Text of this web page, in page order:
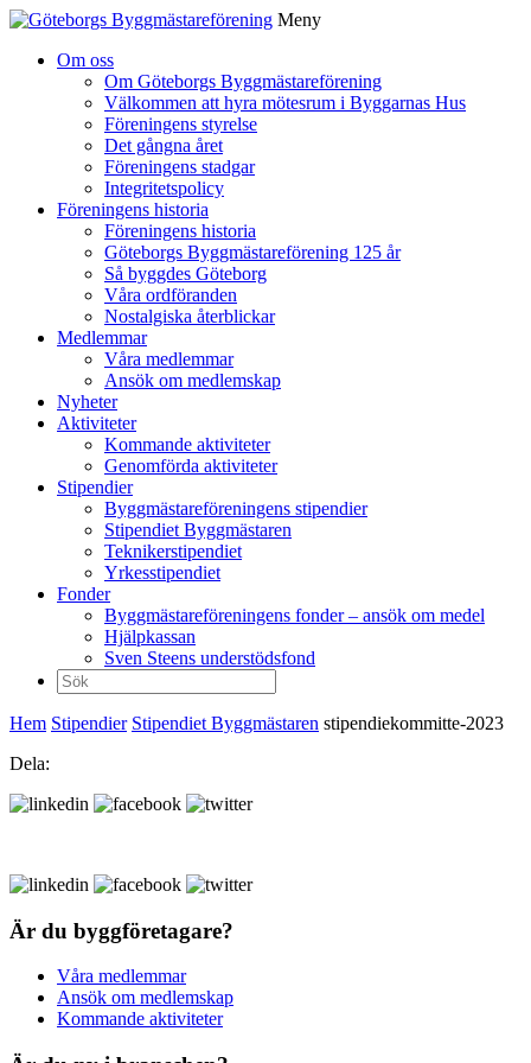
Meny
Om oss
Om Göteborgs Byggmästareförening
Välkommen att hyra mötesrum i Byggarnas Hus
Föreningens styrelse
Det gångna året
Föreningens stadgar
Integritetspolicy
Föreningens historia
Föreningens historia
Göteborgs Byggmästareförening 125 år
Så byggdes Göteborg
Våra ordföranden
Nostalgiska återblickar
Medlemmar
Våra medlemmar
Ansök om medlemskap
Nyheter
Aktiviteter
Kommande aktiviteter
Genomförda aktiviteter
Stipendier
Byggmästareföreningens stipendier
Stipendiet Byggmästaren
Teknikerstipendiet
Yrkesstipendiet
Fonder
Byggmästareföreningens fonder – ansök om medel
Hjälpkassan
Sven Steens understödsfond
Sök
efter:
Hem Stipendier Stipendiet Byggmästaren stipendiekommitte-2023
Dela:
Är du byggföretagare?
Våra medlemmar
Ansök om medlemskap
Kommande aktiviteter